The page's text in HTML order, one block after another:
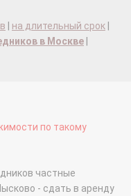
на длительный срок
в Москве
по такому
частные
- сдать в аренду